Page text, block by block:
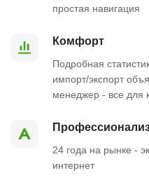
простая навигация
Комфорт
Подробная
импорт/экспорт
менеджер - все для
24 года на рынке -
интернет